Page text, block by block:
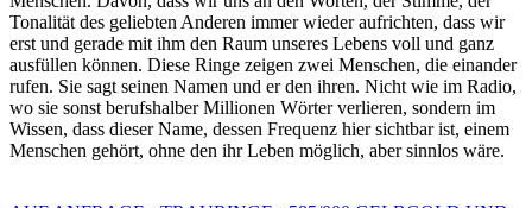
Tonalität des geliebten Anderen immer wieder aufrichten, dass wir
erst und gerade mit ihm den Raum unseres Lebens voll und ganz
ausfüllen können. Diese Ringe zeigen zwei Menschen, die einander
rufen. Sie sagt seinen Namen und er den ihren. Nicht wie im Radio,
wo sie sonst berufshalber Millionen Wörter verlieren, sondern im
Wissen, dass dieser Name, dessen Frequenz hier sichtbar ist, einem
Menschen gehört, ohne den ihr Leben möglich, aber sinnlos wäre.